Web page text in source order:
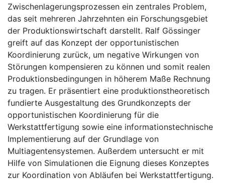
Zwischenlagerungsprozessen ein zentrales Problem,
das seit mehreren Jahrzehnten ein Forschungsgebiet
der Produktionswirtschaft darstellt. Ralf Gössinger
greift auf das Konzept der opportunistischen
Koordinierung zurück, um negative Wirkungen von
Störungen kompensieren zu können und somit realen
Produktionsbedingungen in höherem Maße Rechnung
zu tragen. Er präsentiert eine produktionstheoretisch
fundierte Ausgestaltung des Grundkonzepts der
opportunistischen Koordinierung für die
Werkstattfertigung sowie eine informationstechnische
Implementierung auf der Grundlage von
Multiagentensystemen. Außerdem untersucht er mit
Hilfe von Simulationen die Eignung dieses Konzeptes
zur Koordination von Abläufen bei Werkstattfertigung.